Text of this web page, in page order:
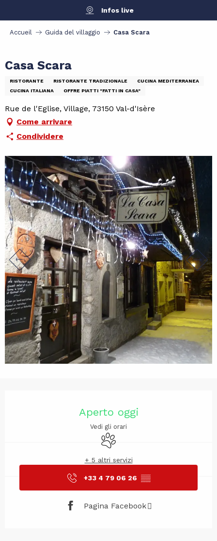
contenu
Infos live
Accueil Guida del villaggio Casa Scara
Casa Scara
RISTORANTE RISTORANTE TRADIZIONALE
CUCINA MEDITERRANEA
CUCINA ITALIANA
OFFRE PIATTI "FATTI IN CASA"
Rue de l'Eglise, Village, 73150 Val-d'Isère
Come arrivare
Condividere
Aperto oggi
Vedi gli orari
Animali ammessi
+ 5 altri servizi
+33 4 79 06 26 ▒▒
Pagina Facebook